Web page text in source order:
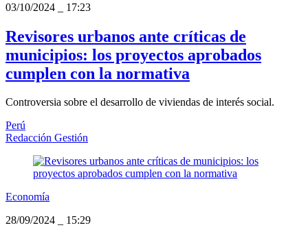
03/10/2024
17:23
Revisores urbanos ante críticas de
municipios: los proyectos aprobados
cumplen con la normativa
Controversia sobre el desarrollo de viviendas de interés social.
Perú
Redacción Gestión
Economía
28/09/2024
15:29